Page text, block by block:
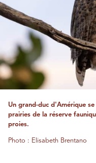
Un grand-duc d'Amérique
prairies de la réserve
proies.
Photo : Elisabeth Brentano